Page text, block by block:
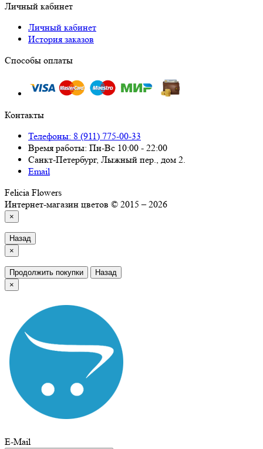
Личный кабинет
Личный кабинет
История заказов
Способы оплаты
Контакты
Телефоны: 8 (911) 775-00-33
Время работы: Пн-Вс 10:00 - 22:00
Санкт-Петербург, Лыжный пер., дом 2.
Email
Felicia Flowers
Интернет-магазин цветов © 2015 – 2026
×
Назад
×
Продолжить покупки
Назад
×
E-Mail